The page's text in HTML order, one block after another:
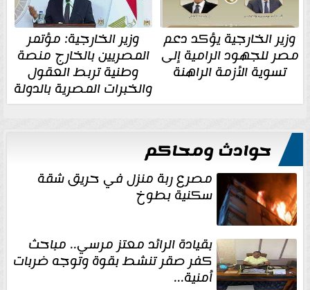
وزير الخارجية يؤكد دعم
مصر للجهود الرامية إلى
تسوية الأزمة الراهنة
وزير الخارجية: مؤتمر
المصريين بالخارج منصة
وطنية تربط العقول
والخبرات المصرية بالدولة
حوادث ومحاكم
مصرع ربة منزل في حريق شقة
سكنية بطوخ
بقيادة الرائد معتز مرسي.. مباحث
كفر صقر تنشط بقوة وتوجه ضربات
أمنية...